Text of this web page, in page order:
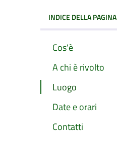
INDICE DELLA PAGINA
Cos'è
A chi è rivolto
Luogo
Date e orari
Contatti